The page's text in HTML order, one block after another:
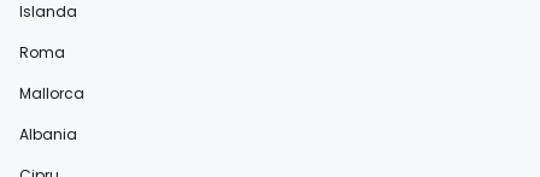
Islanda
Roma
Mallorca
Albania